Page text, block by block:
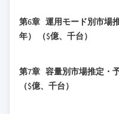
1.5 一次調査と検証
1.5.1 一次ソー
1.7 調査の前提条
2.3 CXOの視点：
2.3.1 業界幹
2.3.2 市場プ
2.4 将来展望と戦略
3.2.1 成長ド
3.2.2 業界の
3.3 成長可能性分析
3.4 将来の市場トレ
4.2.1.2
4.2.1.5
5.2 gin装置
5.2.1 ナイフ
5.2.3 ソーギ
第6章 運用モード別市場
年） （$億、千台）
6.2 手動
6.3 半自動
第7章 容量別市場推定・予
（$億、千台）